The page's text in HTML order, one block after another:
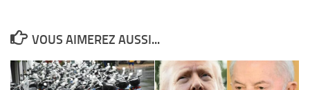
VOUS AIMEREZ AUSSI...